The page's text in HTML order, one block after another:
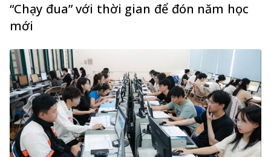
“Chạy đua” với thời gian để đón năm học
mới